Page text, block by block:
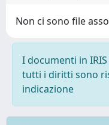
Non ci sono file
I documenti in
tutti i diritti sono
indicazione